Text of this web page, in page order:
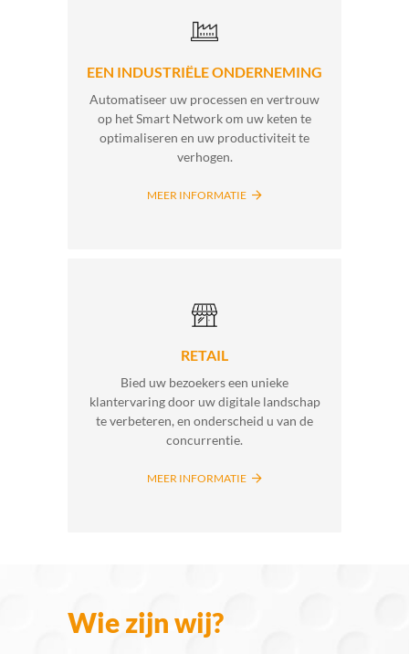
EEN INDUSTRIËLE ONDERNEMING
Automatiseer uw processen en vertrouw
op het Smart Network om uw keten te
optimaliseren en uw productiviteit te
verhogen.
MEER INFORMATIE
RETAIL
Bied uw bezoekers een unieke
klantervaring door uw digitale landschap
te verbeteren, en onderscheid u van de
concurrentie.
MEER INFORMATIE
Wie zijn wij?